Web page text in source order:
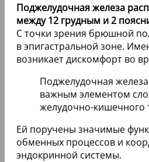
Поджелудочная железа
между 12 грудным и 2
С точки зрения брюшной
в эпигастральной зоне.
возникает дискомфорт во
Поджелудочная железа
важным элементом
желудочно-кишечного
Ей поручены значимые
обменных процессов и
эндокринной системы.